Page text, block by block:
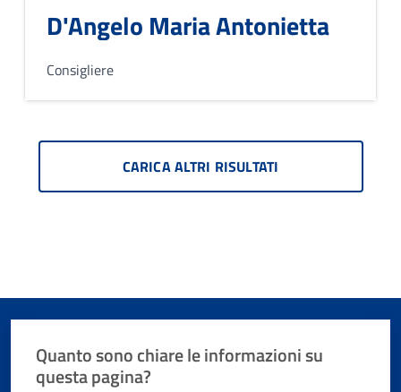
D'Angelo Maria Antonietta
Consigliere
CARICA ALTRI RISULTATI
Quanto sono chiare le informazioni su
questa pagina?